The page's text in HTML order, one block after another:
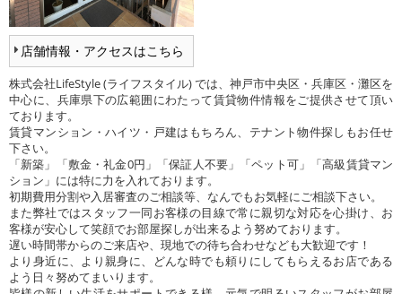
店舗情報・アクセスはこちら
株式会社LifeStyle (ライフスタイル) では、神戸市中央区・兵庫区・灘区を
中心に、兵庫県下の広範囲にわたって賃貸物件情報をご提供させて頂い
ております。
賃貸マンション・ハイツ・戸建はもちろん、テナント物件探しもお任せ
下さい。
「新築」「敷金・礼金0円」「保証人不要」「ペット可」「高級賃貸マン
ション」には特に力を入れております。
初期費用分割や入居審査のご相談等、なんでもお気軽にご相談下さい。
また弊社ではスタッフ一同お客様の目線で常に親切な対応を心掛け、お
客様が安心して笑顔でお部屋探しが出来るよう努めております。
遅い時間帯からのご来店や、現地での待ち合わせなども大歓迎です！
より身近に、より親身に、どんな時でも頼りにしてもらえるお店である
よう日々努めてまいります。